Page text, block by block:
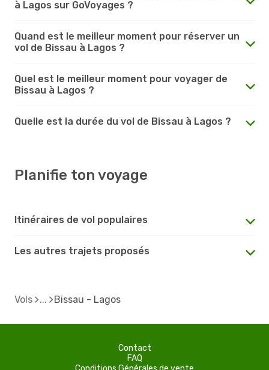
à Lagos sur GoVoyages ?
Quand est le meilleur moment pour réserver un
vol de Bissau à Lagos ?
Quel est le meilleur moment pour voyager de
Bissau à Lagos ?
Quelle est la durée du vol de Bissau à Lagos ?
Planifie ton voyage
Itinéraires de vol populaires
Les autres trajets proposés
Vols Bissau - Lagos
Contact
FAQ